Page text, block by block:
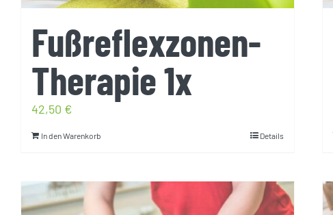
Fußreflexzonen-
Therapie 1x
42,50 €
In den Warenkorb Details